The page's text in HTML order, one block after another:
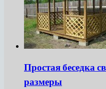
Простая беседка
размеры